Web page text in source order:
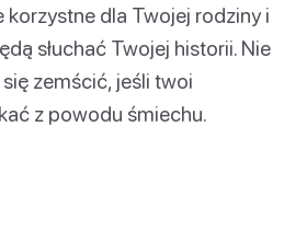
dla Twojej rodziny i
słuchać Twojej historii. Nie
zemścić, jeśli twoi
z powodu śmiechu.